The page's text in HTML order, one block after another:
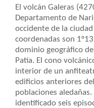
El volcán Galeras
Departamento de
occidente de la ciudad
coordenadas son
dominio geográfico
Patía. El cono
interior de un
edificios anteriores
poblaciones
identificado seis